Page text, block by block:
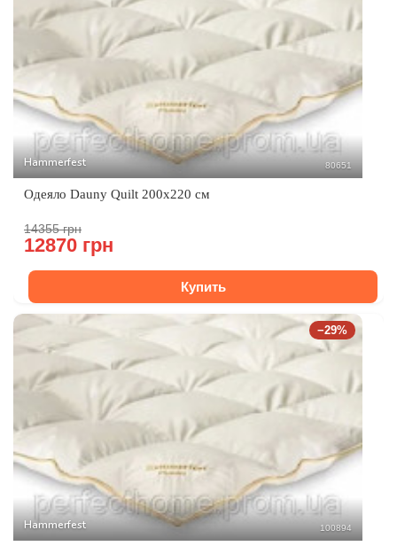
Hammerfest 80651
Одеяло Dauny Quilt 200x220 см​
14355 грн
12870 грн
Купить
−29%
Hammerfest 100894